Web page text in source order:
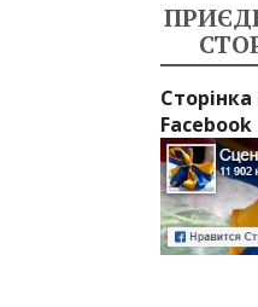
Сторінка
Facebook